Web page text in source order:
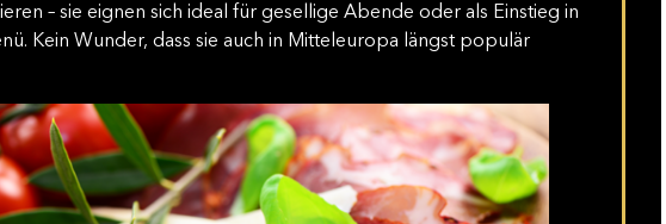
– sie eignen sich ideal für gesellige Abende oder als Einstieg in
Kein Wunder, dass sie auch in Mitteleuropa längst populär